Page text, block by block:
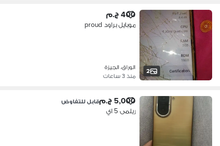
2
400 ج.م
موبايل براود proud
الوراق، الجيزة
منذ 3 ساعات
5,000 ج.م قابل للتفاوض
ريلمى 5 اي